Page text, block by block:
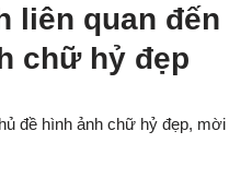
liên quan đến
chữ hỷ đẹp
đề hình ảnh chữ hỷ đẹp, mời